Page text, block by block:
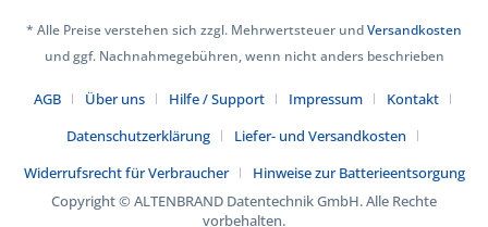
* Alle Preise verstehen sich zzgl. Mehrwertsteuer undVersandkosten
und ggf. Nachnahmegebühren, wenn nicht anders beschrieben
AGB Über uns Hilfe / Support Impressum
Kontakt
Datenschutzerklärung
Liefer- und Versandkosten
Widerrufsrecht für Verbraucher
Hinweise zur Batterieentsorgung
Copyright © ALTENBRAND Datentechnik GmbH. Alle Rechte
vorbehalten.